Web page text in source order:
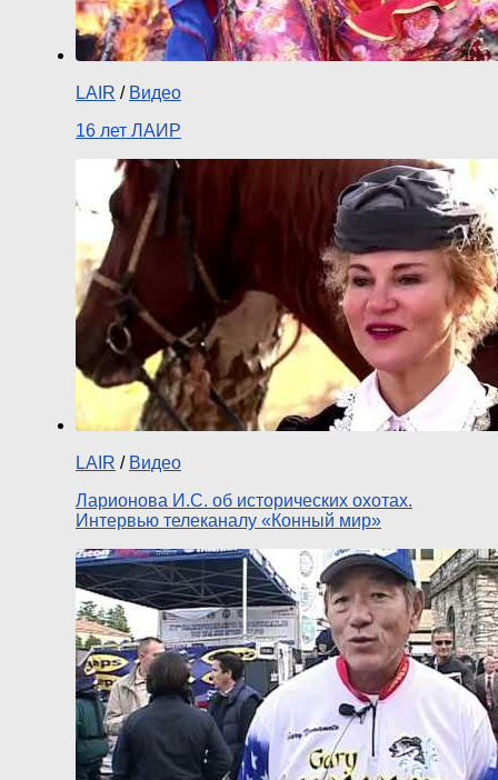
LAIR / Видео
16 лет ЛАИР
LAIR / Видео
Ларионова И.С. об исторических охотах.
Интервью телеканалу «Конный мир»